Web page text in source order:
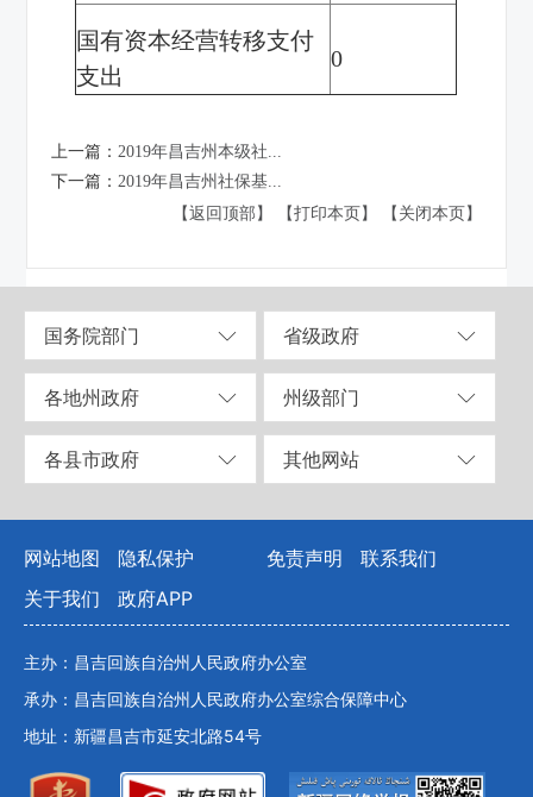
国有资本经营转移支付
支出
0
上一篇： 2019年昌吉州本级社...
下一篇： 2019年昌吉州社保基...
【返回顶部】
【打印本页】 【关闭本页】
国务院部门 省级政府
各地州政府 州级部门
各县市政府 其他网站
网站地图 隐私保护 免责声明
联系我们
关于我们
政府APP
主办：昌吉回族自治州人民政府办公室
承办：昌吉回族自治州人民政府办公室综合保障中心
地址：新疆昌吉市延安北路54号